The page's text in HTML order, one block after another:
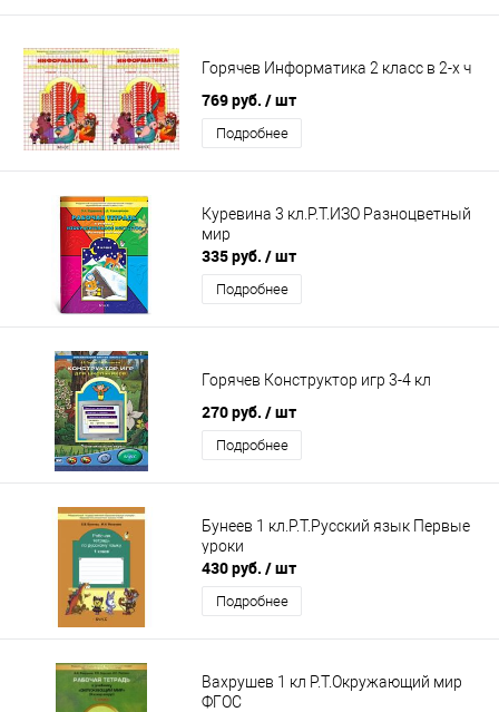
Горячев Информатика 2 класс в 2-х ч
769 руб. / шт
Подробнее
Куревина 3 кл.Р.Т.ИЗО Разноцветный
мир
335 руб. / шт
Подробнее
Горячев Конструктор игр 3-4 кл
270 руб. / шт
Подробнее
Бунеев 1 кл.Р.Т.Русский язык Первые
уроки
430 руб. / шт
Подробнее
Вахрушев 1 кл Р.Т.Окружающий мир
ФГОС